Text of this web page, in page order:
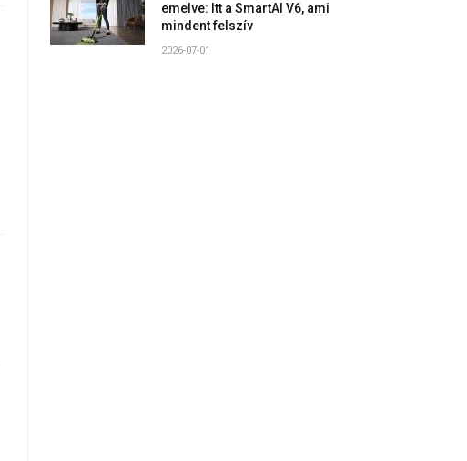
emelve: Itt a SmartAI V6, ami
mindent felszív
2026-07-01